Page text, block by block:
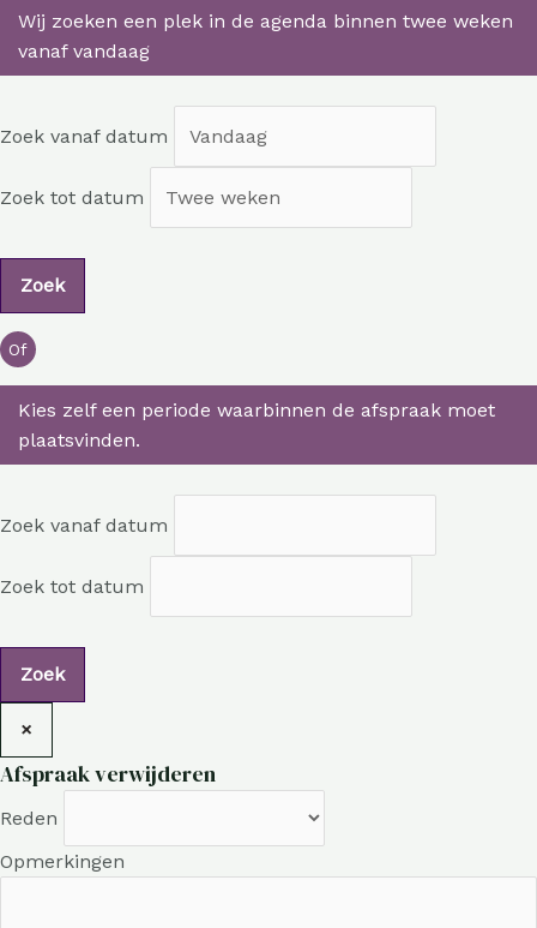
Wij zoeken een plek in de agenda binnen twee weken
vanaf vandaag
Zoek vanaf datum
Zoek tot datum
Of
Kies zelf een periode waarbinnen de afspraak moet
plaatsvinden.
Zoek vanaf datum
Zoek tot datum
×
Afspraak verwijderen
Reden
Opmerkingen